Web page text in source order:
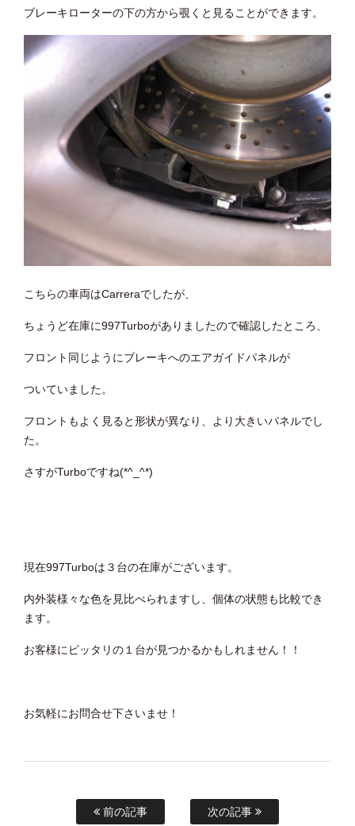
ブレーキローターの下の方から覗くと見ることができます。
こちらの車両はCarreraでしたが、
ちょうど在庫に997Turboがありましたので確認したところ、
フロント同じようにブレーキへのエアガイドパネルが
ついていました。
フロントもよく見ると形状が異なり、より大きいパネルでし
た。
さすがTurboですね(*^_^*)
現在997Turboは３台の在庫がございます。
内外装様々な色を見比べられますし、個体の状態も比較でき
ます。
お客様にピッタリの１台が見つかるかもしれません！！
お気軽にお問合せ下さいませ！
前の記事 次の記事